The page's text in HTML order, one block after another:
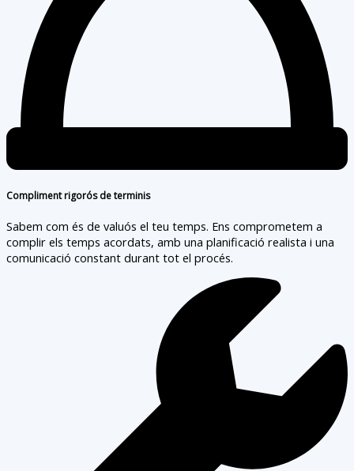
Compliment rigorós de terminis
Sabem com és de valuós el teu temps. Ens comprometem a
complir els temps acordats, amb una planificació realista i una
comunicació constant durant tot el procés.